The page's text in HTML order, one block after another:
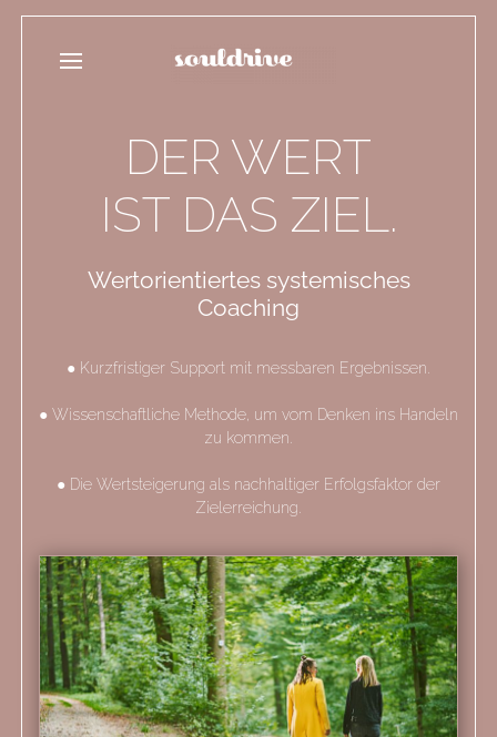
DER WERT
IST DAS ZIEL.
Wertorientiertes systemisches
Coaching
● Kurzfristiger Support mit messbaren Ergebnissen.
● Wissenschaftliche Methode, um vom Denken ins Handeln
zu kommen.
● Die Wertsteigerung als nachhaltiger Erfolgsfaktor der
Zielerreichung.